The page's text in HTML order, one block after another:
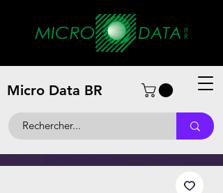
Micro Data BR